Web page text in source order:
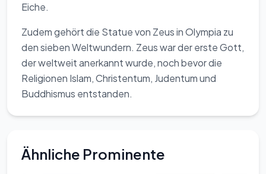
Eiche.
Zudem gehört die Statue von Zeus in Olympia zu
den sieben Weltwundern. Zeus war der erste Gott,
der weltweit anerkannt wurde, noch bevor die
Religionen Islam, Christentum, Judentum und
Buddhismus entstanden.
Ähnliche Prominente